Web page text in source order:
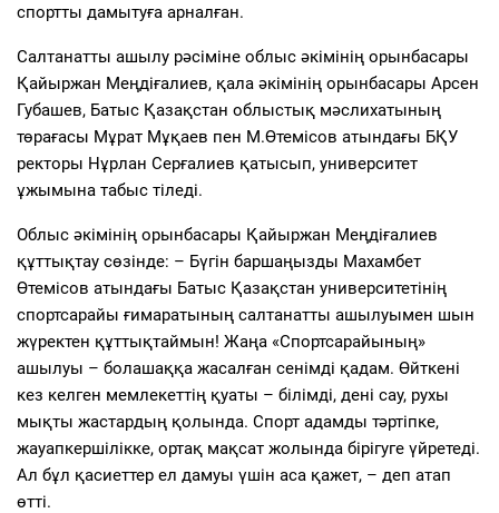
спортты дамытуға арналған.
Салтанатты ашылу рәсіміне облыс әкімінің орынбасары
Қайыржан Меңдіғалиев, қала әкімінің орынбасары Арсен
Губашев, Батыс Қазақстан облыстық мәслихатының
төрағасы Мұрат Мұқаев пен М.Өтемісов атындағы БҚУ
ректоры Нұрлан Серғалиев қатысып, университет
ұжымына табыс тіледі.
Облыс әкімінің орынбасары Қайыржан Меңдіғалиев
құттықтау сөзінде: – Бүгін баршаңызды Махамбет
Өтемісов атындағы Батыс Қазақстан университетінің
спортсарайы ғимаратының салтанатты ашылуымен шын
жүректен құттықтаймын! Жаңа «Спортсарайының»
ашылуы – болашаққа жасалған сенімді қадам. Өйткені
кез келген мемлекеттің қуаты – білімді, дені сау, рухы
мықты жастардың қолында. Спорт адамды тәртіпке,
жауапкершілікке, ортақ мақсат жолында бірігуге үйретеді.
Ал бұл қасиеттер ел дамуы үшін аса қажет, – деп атап
өтті.